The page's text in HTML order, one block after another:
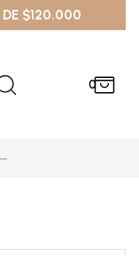
DE $120.000
0